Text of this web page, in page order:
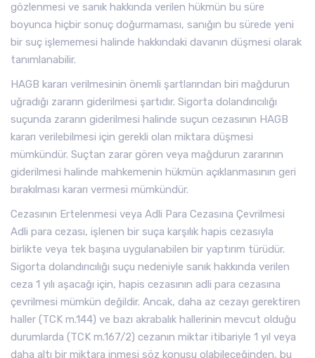
gözlenmesi ve sanık hakkında verilen hükmün bu süre
boyunca hiçbir sonuç doğurmaması, sanığın bu sürede yeni
bir suç işlememesi halinde hakkındaki davanın düşmesi olarak
tanımlanabilir.
HAGB kararı verilmesinin önemli şartlarından biri mağdurun
uğradığı zararın giderilmesi şartıdır. Sigorta dolandırıcılığı
suçunda zararın giderilmesi halinde suçun cezasının HAGB
kararı verilebilmesi için gerekli olan miktara düşmesi
mümkündür. Suçtan zarar gören veya mağdurun zararının
giderilmesi halinde mahkemenin hükmün açıklanmasının geri
bırakılması kararı vermesi mümkündür.
Cezasının Ertelenmesi veya Adli Para Cezasına Çevrilmesi
Adli para cezası, işlenen bir suça karşılık hapis cezasıyla
birlikte veya tek başına uygulanabilen bir yaptırım türüdür.
Sigorta dolandırıcılığı suçu nedeniyle sanık hakkında verilen
ceza 1 yılı aşacağı için, hapis cezasının adli para cezasına
çevrilmesi mümkün değildir. Ancak, daha az cezayı gerektiren
haller (TCK m.144) ve bazı akrabalık hallerinin mevcut olduğu
durumlarda (TCK m.167/2) cezanın miktar itibariyle 1 yıl veya
daha altı bir miktara inmesi söz konusu olabileceğinden, bu